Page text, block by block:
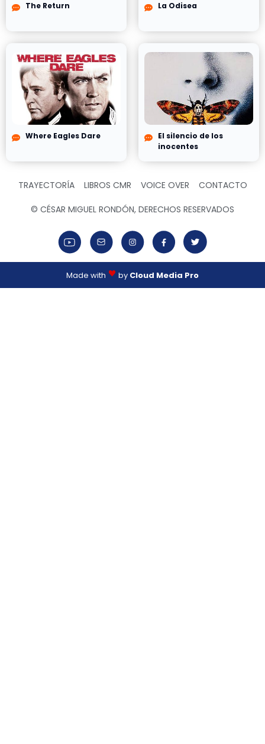
The Return La Odisea
Where Eagles Dare
El silencio de los
inocentes
TRAYECTORÍA LIBROS CMR VOICE OVER CONTACTO
© CÉSAR MIGUEL RONDÓN, DERECHOS RESERVADOS
Made with by Cloud Media Pro